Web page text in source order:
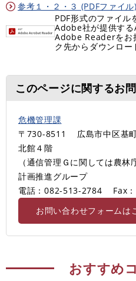
参考１・２・３ (PDFファイ
PDF形式のファイル
Adobe社が提供す
Adobe Readerをお
ク先からダウンロー
このページに関するお
危機管理課
〒730-8511
広島市中区基
北館４階
（通信管理Ｇに関しては農林
計画推進グループ
電話：082-513-2784
Fax
お問い合わせフォームは
おすすめ